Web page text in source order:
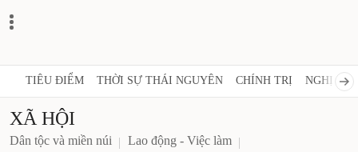
TIÊU ĐIỂM THỜI SỰ THÁI NGUYÊN CHÍNH TRỊ NGHỊ
XÃ HỘI
Dân tộc và miền núi
Lao động - Việc làm